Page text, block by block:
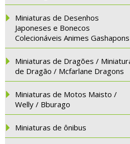
Miniaturas de Desenhos
Japoneses e Bonecos
Colecionáveis Animes Gashapons
Miniaturas de Dragões /
de Dragão / Mcfarlane Dragons
Miniaturas de Motos Maisto /
Welly / Bburago
Miniaturas de ônibus